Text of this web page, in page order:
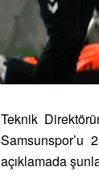
Teknik
Samsunspor’u
açıklamada